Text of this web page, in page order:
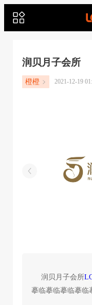
润贝月子会所
橙橙 2021-12-19
润贝月子会所
摹临摹临摹临摹临